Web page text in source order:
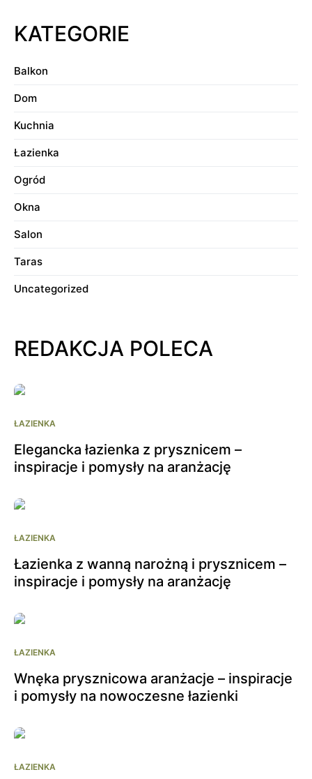
KATEGORIE
Balkon
Dom
Kuchnia
Łazienka
Ogród
Okna
Salon
Taras
Uncategorized
REDAKCJA POLECA
ŁAZIENKA
Elegancka łazienka z prysznicem –
inspiracje i pomysły na aranżację
ŁAZIENKA
Łazienka z wanną narożną i prysznicem –
inspiracje i pomysły na aranżację
ŁAZIENKA
Wnęka prysznicowa aranżacje – inspiracje
i pomysły na nowoczesne łazienki
ŁAZIENKA